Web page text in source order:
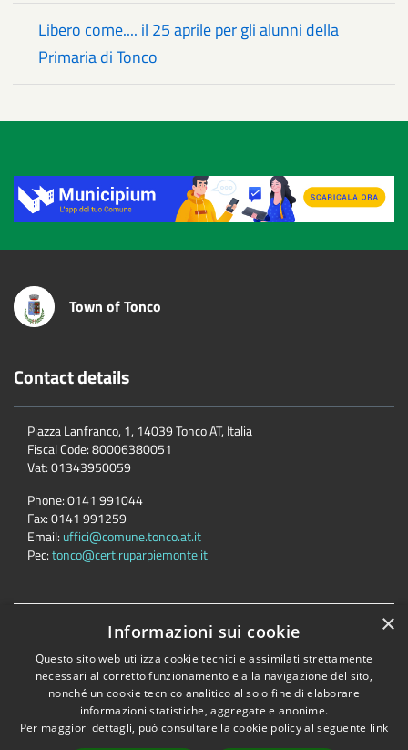
Libero come.... il 25 aprile per gli alunni della
Primaria di Tonco
Title
Town of Tonco
Contact details
Piazza Lanfranco, 1, 14039 Tonco AT, Italia
Fiscal Code:80006380051
Vat:01343950059
Phone:0141 991044
Fax:0141 991259
Email: uffici@comune.tonco.at.it
Pec:tonco@cert.ruparpiemonte.it
Accessibility Privacy Cookie
Sitemap
Dichiarazione di accessibilità
Comune convenzionatoAstigov
Progetto|Convenzione|Adesioni
×
Informazioni sui cookie
Questo sito web utilizza cookie tecnici e assimilati strettamente
necessari al corretto funzionamento e alla navigazione del sito,
nonché un cookie tecnico analitico al solo fine di elaborare
informazioni statistiche, aggregate e anonime.
Per maggiori dettagli, può consultare la cookie policy al seguente link